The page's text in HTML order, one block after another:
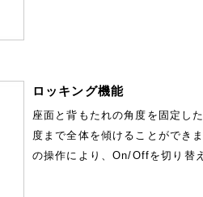
ロッキング機能
座面と背もたれの角度を固定し
度まで全体を傾けることができ
の操作により、On/Offを切り替